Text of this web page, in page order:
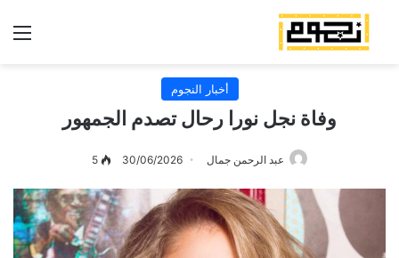
أخبار النجوم
وفاة نجل نورا رحال تصدم الجمهور
عبد الرحمن جمال 30/06/2026
5